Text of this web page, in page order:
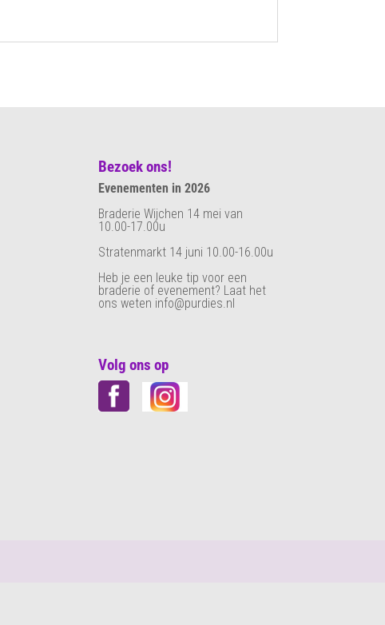
Bezoek ons!
Evenementen in 2026
Braderie Wijchen 14 mei van
10.00-17.00u
Stratenmarkt 14 juni 10.00-16.00u
Heb je een leuke tip voor een
braderie of evenement? Laat het
ons weten info@purdies.nl
Volg ons op